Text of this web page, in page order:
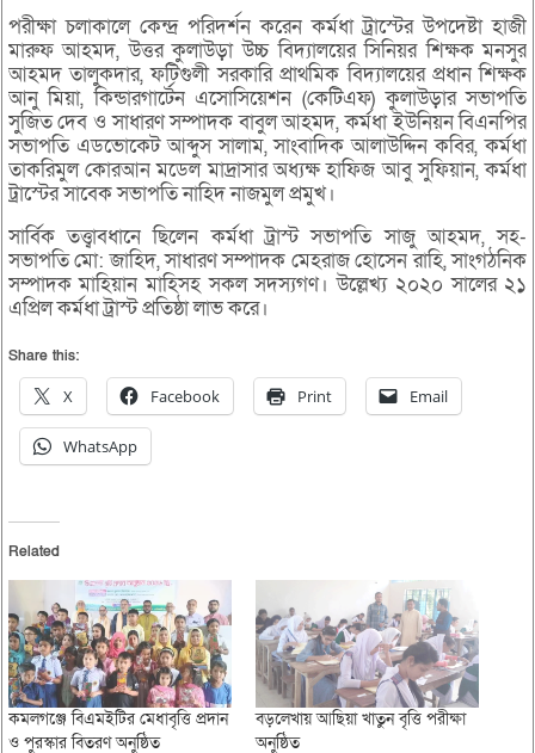
পরীক্ষা চলাকালে কেন্দ্র পরিদর্শন করেন কর্মধা ট্রাস্টের উপদেষ্টা হাজী
মারুফ আহমদ, উত্তর কুলাউড়া উচ্চ বিদ্যালয়ের সিনিয়র শিক্ষক মনসুর
আহমদ তালুকদার, ফটিগুলী সরকারি প্রাথমিক বিদ্যালয়ের প্রধান শিক্ষক
আনু মিয়া, কিন্ডারগার্টেন এসোসিয়েশন (কেটিএফ) কুলাউড়ার সভাপতি
সুজিত দেব ও সাধারণ সম্পাদক বাবুল আহমদ, কর্মধা ইউনিয়ন বিএনপির
সভাপতি এডভোকেট আব্দুস সালাম, সাংবাদিক আলাউদ্দিন কবির, কর্মধা
তাকরিমুল কোরআন মডেল মাদ্রাসার অধ্যক্ষ হাফিজ আবু সুফিয়ান, কর্মধা
ট্রাস্টের সাবেক সভাপতি নাহিদ নাজমুল প্রমুখ।
সার্বিক তত্ত্বাবধানে ছিলেন কর্মধা ট্রাস্ট সভাপতি সাজু আহমদ, সহ-
সভাপতি মো: জাহিদ, সাধারণ সম্পাদক মেহরাজ হোসেন রাহি, সাংগঠনিক
সম্পাদক মাহিয়ান মাহিসহ সকল সদস্যগণ। উল্লেখ্য ২০২০ সালের ২১
এপ্রিল কর্মধা ট্রাস্ট প্রতিষ্ঠা লাভ করে।
Share this:
X Facebook Print Email
WhatsApp
Related
কমলগঞ্জে বিএমইটির মেধাবৃত্তি প্রদান
ও পুরস্কার বিতরণ অনুষ্ঠিত
বড়লেখায় আছিয়া খাতুন বৃত্তি পরীক্ষা
অনুষ্ঠিত